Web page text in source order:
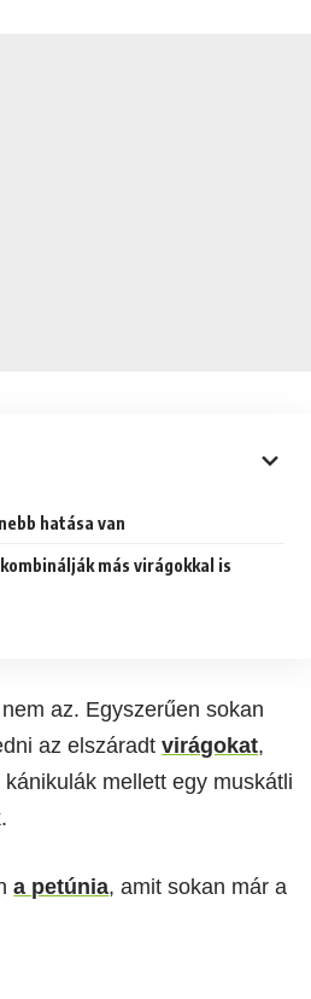
hatása van
más virágokkal is
az. Egyszerűen sokan
az elszáradtvirágokat,
mellett egy muskátli
a petúnia, amit sokan már a